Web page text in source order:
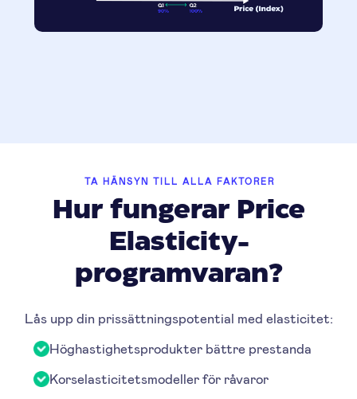
TA HÄNSYN TILL ALLA FAKTORER
Hur fungerar Price
Elasticity-
programvaran?
Lås upp din prissättningspotential med elasticitet:
Höghastighetsprodukter bättre prestanda
Korselasticitetsmodeller för råvaror